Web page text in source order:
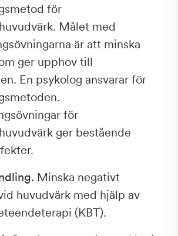
för
Målet med
är att minska
ger upphov till
En psykolog ansvarar för
för
ger bestående
Minska negativt
huvudvärk med hjälp av
(KBT).